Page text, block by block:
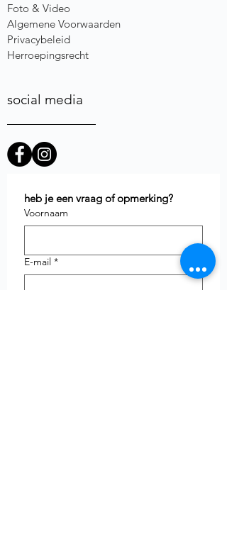
Foto & Video
Algemene Voorwaarden
Privacybeleid
Herroepingsrecht
social media
heb je een vraag of opmerking?
Voornaam
E-mail *